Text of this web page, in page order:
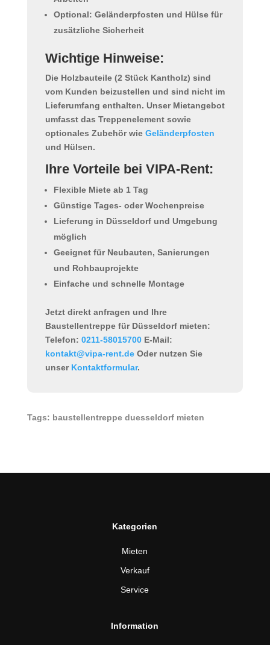
Optional: Geländerpfosten und Hülsefür
zusätzliche Sicherheit
Wichtige Hinweise:
Die Holzbauteile (2 Stück Kantholz) sind
vom Kunden beizustellen und sind nicht im
Lieferumfang enthalten. Unser Mietangebot
umfasst das Treppenelement sowie
optionales Zubehör wie Geländerpfosten
und Hülsen.
Ihre Vorteile bei VIPA-Rent:
Flexible Miete ab 1 Tag
Günstige Tages- oder Wochenpreise
Lieferung in Düsseldorfund Umgebung
möglich
Geeignet für Neubauten, Sanierungen
und Rohbauprojekte
Einfache und schnelle Montage
Jetzt direkt anfragen und Ihre
Baustellentreppe für Düsseldorf mieten:
Telefon: 0211-58015700E-Mail:
kontakt@vipa-rent.deOder nutzen Sie
unser Kontaktformular.
Tags: baustellentreppe duesseldorf mieten
Kategorien
Mieten
Verkauf
Service
Information